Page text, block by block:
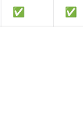
✅ ✅